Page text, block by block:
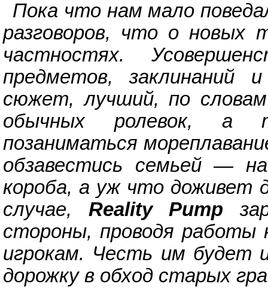
Пока что нам мало
разговоров, что о новых
частностях.
предметов, заклинаний
сюжет, лучший, по
обычных ролевок, а
позаниматься
обзавестись семьей —
короба, а уж что доживет
случае, Reality Pump
стороны, проводя работы
игрокам. Честь им будет
дорожку в обход старых